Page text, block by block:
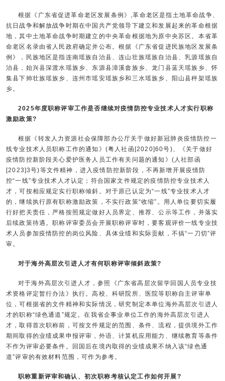
根据《广东省促进革命老区发展条例》,革命老区是指土地革命战争、
抗日战争和解放战争时期在中国共产党领导下建立和发展起来的革命根据
地，其中土地革命战争时期建立的中央革命根据地为原中央苏区。本省革
命老区名录由省人民政府确定并公布。根据《广东省促进民族地区发展条
例》，民族地区是指连南瑶族自治县、连山壮族瑶族自治县、乳源瑶族自
治县，始兴县深渡水瑶族乡、东源县漳溪畲族乡、龙门县蓝天瑶族乡、怀
集县下帅壮族瑶族乡、连州市瑶安瑶族乡和三水瑶族乡、阳山县秤架瑶族
乡。
2025年度职称评审工作是否继续对疫情防控专业技术人才实行职称
激励政策?
根据《转发人力资源社会保障部办公厅关于做好新冠肺炎疫情防控一
线专业技术人员职称工作的通知》(粤人社函[2020]60号)、《关于做好
疫情防控新阶段关心爱护医务人员工作有关问题的通知》(人社部函
[2023]3号)等文件精神，进入疫情防控新阶段，不再新增开展疫情防
控“一线”专业技术人才认定；符合国家文件规定的疫情防控专业技术人
才，可按相应规定实行职称倾斜。对于原已认定为“一线”专业技术人才
的，继续执行原有职称激励政策，不实行政策“收缩”。用人单位要切实履
行好把关责任，严格按照规定做好人员界定、推荐、公示等工作，并落实
后续政策待遇。职称评审委员会开展职称评审时，要客观评价一线专业技
术人员参加疫情防控的岗位风险、具体业绩和实际贡献，不搞“一刀切”评
审。
对于海外高层次引进人才有何职称评审倾斜政策?
对于海外高层次引进人才，参照《广东省高层次留学回国人员专业技
术资格评定暂行办法》执行。高校、科研院所、医院等职称自主评审单
位，可根据省的文件精神和实际情况，研究制定本单位海外高层次引进人
才的职称“绿色通道”规定。在我省企事业单位工作的海外高层次引进人
才，取得首次职称前，可按文件规定的范围、条件、流程，提供境外工作
期间取得的业绩成果申报评审，外语、计算机应用能力、继续教育等条件
不作为评审必要条件。回国后在境内取得的业绩成果不纳入该“绿色通
道”评审的有效材料范围，可作为参考。
职称重新评审和确认、初次职称考核认定工作如何开展?